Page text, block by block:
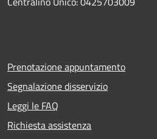
Prenotazione appuntamento
Segnalazione disservizio
Leggi le FAQ
Richiesta assistenza